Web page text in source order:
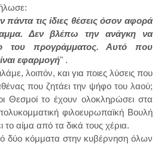
πάντα τις ίδιες θέσεις όσον αφορά
Δεν βλέπω την ανάγκη να
του προγράμματος. Αυτό που
εφαρμογή" .
λοιπόν, και για ποιες λύσεις που
που ζητάει την ψήφο του λαού;
Θεσμοί το έχουν ολοκληρώσει στα
φιλοευρωπαϊκή Βουλή
το αίμα από τα δικά τους χέρια.
δύο κόμματα στην κυβέρνηση όλων